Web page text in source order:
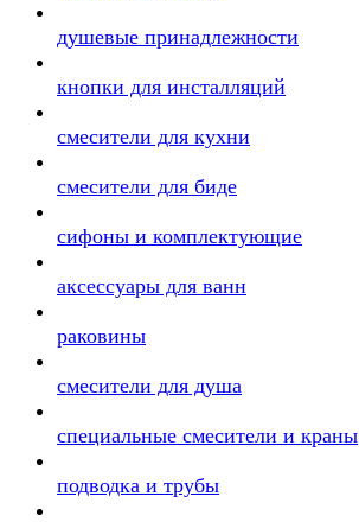
душевые принадлежности
кнопки для инсталляций
смесители для кухни
смесители для биде
сифоны и комплектующие
аксессуары для ванн
раковины
смесители для душа
специальные смесители и краны
подводка и трубы